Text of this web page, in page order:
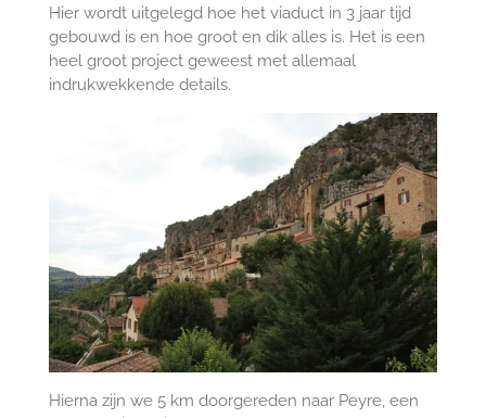
Hier wordt uitgelegd hoe het viaduct in 3 jaar tijd
gebouwd is en hoe groot en dik alles is. Het is een
heel groot project geweest met allemaal
indrukwekkende details.
Hierna zijn we 5 km doorgereden naar Peyre, een